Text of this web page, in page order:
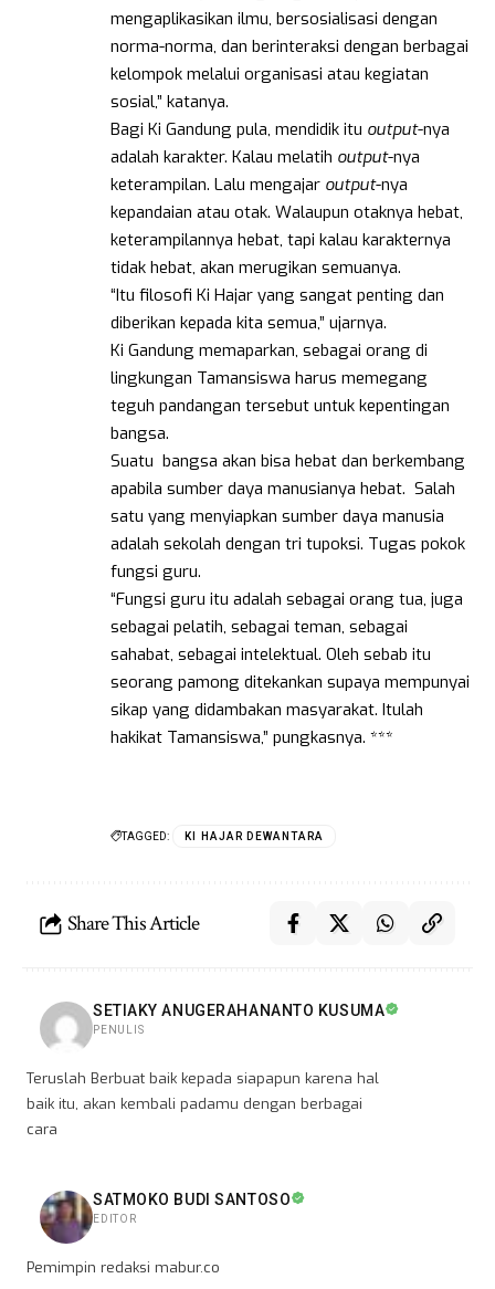
mengaplikasikan ilmu, bersosialisasi dengan
norma-norma, dan berinteraksi dengan berbagai
kelompok melalui organisasi atau kegiatan
sosial,” katanya.
Bagi Ki Gandung pula, mendidik itu output-nya
adalah karakter. Kalau melatih output-nya
keterampilan. Lalu mengajar output-nya
kepandaian atau otak. Walaupun otaknya hebat,
keterampilannya hebat, tapi kalau karakternya
tidak hebat, akan merugikan semuanya.
“Itu filosofi Ki Hajar yang sangat penting dan
diberikan kepada kita semua,” ujarnya.
Ki Gandung memaparkan, sebagai orang di
lingkungan Tamansiswa harus memegang
teguh pandangan tersebut untuk kepentingan
bangsa.
Suatu bangsa akan bisa hebat dan berkembang
apabila sumber daya manusianya hebat. Salah
satu yang menyiapkan sumber daya manusia
adalah sekolah dengan tri tupoksi. Tugas pokok
fungsi guru.
“Fungsi guru itu adalah sebagai orang tua, juga
sebagai pelatih, sebagai teman, sebagai
sahabat, sebagai intelektual. Oleh sebab itu
seorang pamong ditekankan supaya mempunyai
sikap yang didambakan masyarakat. Itulah
hakikat Tamansiswa,” pungkasnya. ***
TAGGED: KI HAJAR DEWANTARA
Share This Article
SETIAKY ANUGERAHANANTO KUSUMA
PENULIS
Teruslah Berbuat baik kepada siapapun karena hal
baik itu, akan kembali padamu dengan berbagai
cara
SATMOKO BUDI SANTOSO
EDITOR
Pemimpin redaksi mabur.co